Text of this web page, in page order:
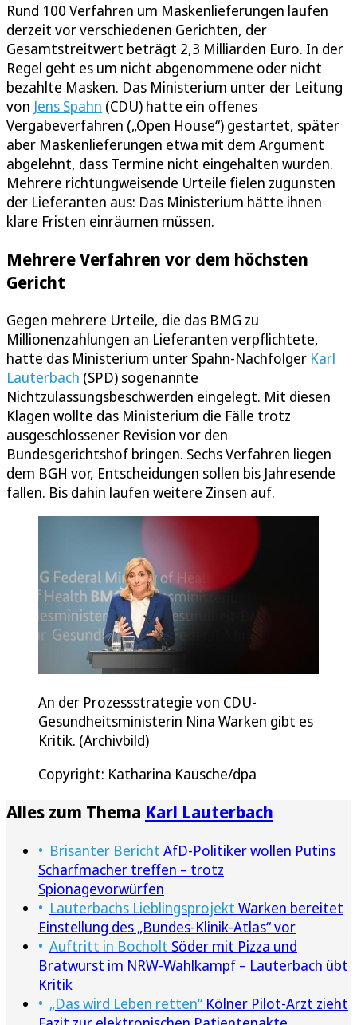
Rund 100 Verfahren um Maskenlieferungen laufen
derzeit vor verschiedenen Gerichten, der
Gesamtstreitwert beträgt 2,3 Milliarden Euro. In der
Regel geht es um nicht abgenommene oder nicht
bezahlte Masken. Das Ministerium unter der Leitung
von Jens Spahn (CDU) hatte ein offenes
Vergabeverfahren („Open House“) gestartet, später
aber Maskenlieferungen etwa mit dem Argument
abgelehnt, dass Termine nicht eingehalten wurden.
Mehrere richtungweisende Urteile fielen zugunsten
der Lieferanten aus: Das Ministerium hätte ihnen
klare Fristen einräumen müssen.
Mehrere Verfahren vor dem höchsten
Gericht
Gegen mehrere Urteile, die das BMG zu
Millionenzahlungen an Lieferanten verpflichtete,
hatte das Ministerium unter Spahn-Nachfolger Karl
Lauterbach (SPD) sogenannte
Nichtzulassungsbeschwerden eingelegt. Mit diesen
Klagen wollte das Ministerium die Fälle trotz
ausgeschlossener Revision vor den
Bundesgerichtshof bringen. Sechs Verfahren liegen
dem BGH vor, Entscheidungen sollen bis Jahresende
fallen. Bis dahin laufen weitere Zinsen auf.
An der Prozessstrategie von CDU-
Gesundheitsministerin Nina Warken gibt es
Kritik. (Archivbild)
Copyright: Katharina Kausche/dpa
Alles zum Thema Karl Lauterbach
Brisanter Bericht AfD-Politiker wollen Putins
Scharfmacher treffen – trotz
Spionagevorwürfen
Lauterbachs Lieblingsprojekt Warken bereitet
Einstellung des „Bundes-Klinik-Atlas“ vor
Auftritt in Bocholt Söder mit Pizza und
Bratwurst im NRW-Wahlkampf – Lauterbach übt
Kritik
„Das wird Leben retten“ Kölner Pilot-Arzt zieht